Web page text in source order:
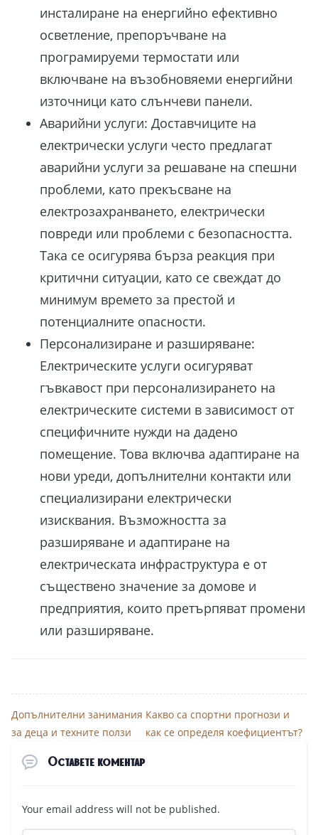
инсталиране на енергийно ефективно
осветление, препоръчване на
програмируеми термостати или
включване на възобновяеми енергийни
източници като слънчеви панели.
Аварийни услуги: Доставчиците на
електрически услуги често предлагат
аварийни услуги за решаване на спешни
проблеми, като прекъсване на
електрозахранването, електрически
повреди или проблеми с безопасността.
Така се осигурява бърза реакция при
критични ситуации, като се свеждат до
минимум времето за престой и
потенциалните опасности.
Персонализиране и разширяване:
Електрическите услуги осигуряват
гъвкавост при персонализирането на
електрическите системи в зависимост от
специфичните нужди на дадено
помещение. Това включва адаптиране на
нови уреди, допълнителни контакти или
специализирани електрически
изисквания. Възможността за
разширяване и адаптиране на
електрическата инфраструктура е от
съществено значение за домове и
предприятия, които претърпяват промени
или разширяване.
Допълнителни занимания
за деца и техните ползи
Какво са спортни прогнози и
как се определя коефициентът?
Оставете коментар
Your email address will not be published.